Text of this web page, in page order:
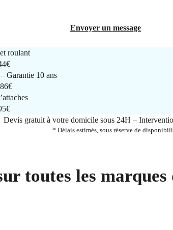
Envoyer un message
roulant
Garantie 10 ans
Devis gratuit à votre domicile sous 24H –
* Délais estimés, sous réserve de
toutes les marques